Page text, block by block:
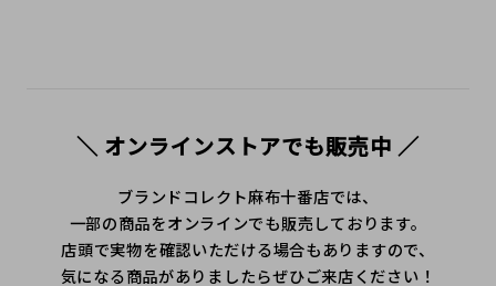
＼ オンラインストアでも販売中 ／
ブランドコレクト麻布十番店では、
一部の商品をオンラインでも販売しております。
店頭で実物を確認いただける場合もありますので、
気になる商品がありましたらぜひご来店ください！